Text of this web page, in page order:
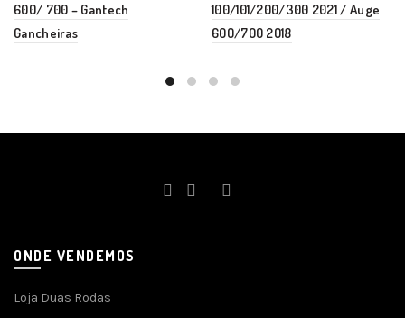
600/ 700 – Gantech
Gancheiras
100/101/200/300 2021 / Auge
600/700 2018
ONDE VENDEMOS
Loja Duas Rodas